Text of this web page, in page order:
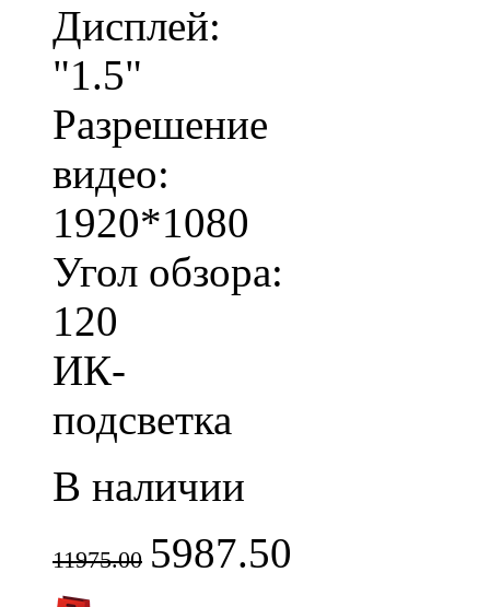
Дисплей:
"1.5"
Разрешение
видео:
1920*1080
Угол обзора:
120
ИК-
подсветка
В наличии
11975.00 5987.50